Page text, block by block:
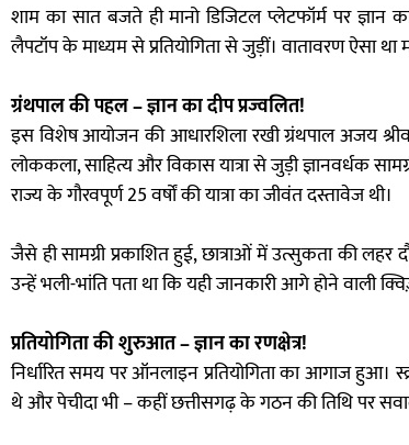
शाम का सात बजते ही मानो डिजिटल प्लेटफॉर्म पर ज्ञान
लैपटॉप के माध्यम से प्रतियोगिता से जुड़ीं। वातावरण ऐसा
ग्रंथपाल की पहल – ज्ञान का दीप प्रज्वलित!
इस विशेष आयोजन की आधारशिला रखी ग्रंथपाल अजय
लोककला, साहित्य और विकास यात्रा से जुड़ी ज्ञानवर्धक
राज्य के गौरवपूर्ण 25 वर्षों की यात्रा का जीवंत दस्तावेज थी।
जैसे ही सामग्री प्रकाशित हुई, छात्राओं में उत्सुकता की
उन्हें भली-भांति पता था कि यही जानकारी आगे होने वाली
प्रतियोगिता की शुरुआत – ज्ञान का रणक्षेत्र!
निर्धारित समय पर ऑनलाइन प्रतियोगिता का आगाज
थे और पेचीदा भी – कहीं छत्तीसगढ़ के गठन की तिथि पर